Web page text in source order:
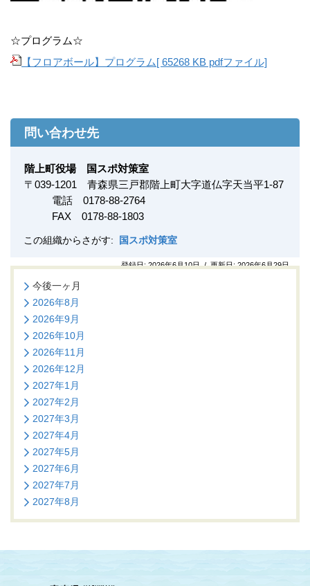
今後一ヶ月
2026年8月
2026年9月
2026年10月
2026年11月
2026年12月
2027年1月
2027年2月
2027年3月
2027年4月
2027年5月
2027年6月
2027年7月
2027年8月
☆プログラム☆
【フロアボール】プログラム[ 65268 KB pdfファイル]
問い合わせ先
階上町役場 国スポ対策室
〒 039-1201
青森県三戸郡階上町大字道仏字天当平1-87
電話 0178-88-2764
FAX 0178-88-1803
この組織からさがす: 国スポ対策室
登録日:2026年6月10日 / 更新日:2026年6月29日